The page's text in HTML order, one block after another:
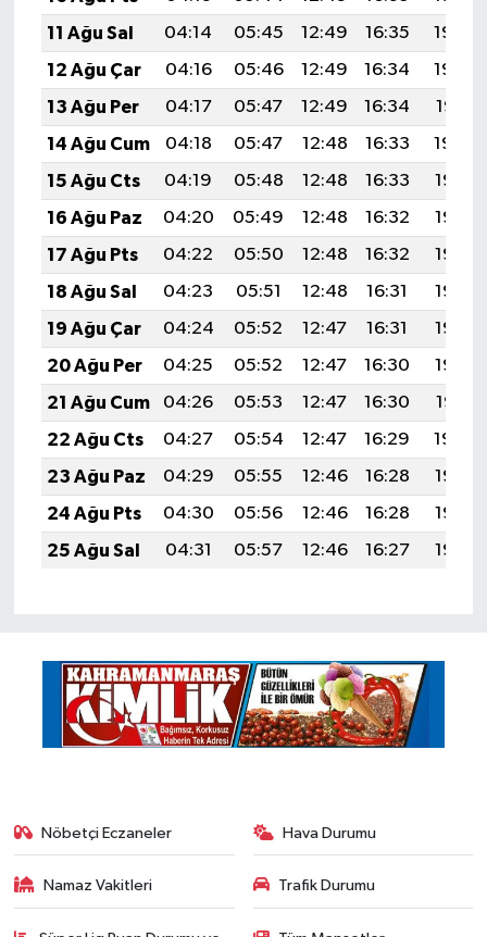
11 Ağu Sal
04:14 05:45 12:49 16:35
19:43
12 Ağu Çar
04:16 05:46 12:49 16:34
19:42
13 Ağu Per
04:17 05:47 12:49 16:34
19:41
14 Ağu Cum
04:18 05:47 12:48 16:33
19:40
15 Ağu Cts
04:19 05:48 12:48 16:33
19:38
16 Ağu Paz
04:20 05:49 12:48 16:32
19:37
17 Ağu Pts
04:22 05:50 12:48 16:32
19:36
18 Ağu Sal
04:23 05:51 12:48 16:31
19:35
19 Ağu Çar
04:24 05:52 12:47 16:31
19:33
20 Ağu Per
04:25 05:52 12:47 16:30
19:32
21 Ağu Cum
04:26 05:53 12:47 16:30
19:31
22 Ağu Cts
04:27 05:54 12:47 16:29
19:29
23 Ağu Paz
04:29 05:55 12:46 16:28
19:28
24 Ağu Pts
04:30 05:56 12:46 16:28
19:27
25 Ağu Sal
04:31 05:57 12:46 16:27 19:25
Nöbetçi Eczaneler Hava Durumu
Namaz Vakitleri Trafik Durumu